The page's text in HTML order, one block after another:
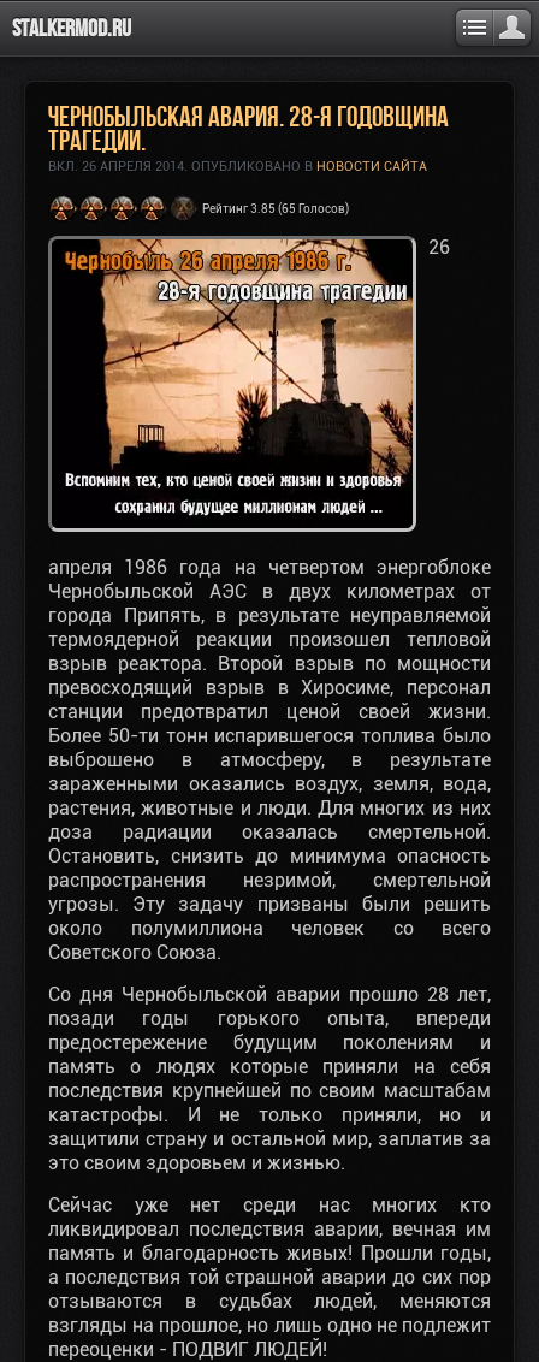
Stalkermod.ru
Чернобыльская авария. 28-я годовщина
трагедии.
ВКЛ. 26 АПРЕЛЯ 2014. ОПУБЛИКОВАНО В НОВОСТИ САЙТА
Рейтинг 3.85 (65 Голосов)
26
апреля 1986 года на четвертом энергоблоке
Чернобыльской АЭС в двух километрах от
города Припять, в результате неуправляемой
термоядерной реакции произошел тепловой
взрыв реактора. Второй взрыв по мощности
превосходящий взрыв в Хиросиме, персонал
станции предотвратил ценой своей жизни.
Более 50-ти тонн испарившегося топлива было
выброшено в атмосферу, в результате
зараженными оказались воздух, земля, вода,
растения, животные и люди. Для многих из них
доза радиации оказалась смертельной.
Остановить, снизить до минимума опасность
распространения незримой, смертельной
угрозы. Эту задачу призваны были решить
около полумиллиона человек со всего
Советского Союза.
Со дня Чернобыльской аварии прошло 28 лет,
позади годы горького опыта, впереди
предостережение будущим поколениям и
память о людях которые приняли на себя
последствия крупнейшей по своим масштабам
катастрофы. И не только приняли, но и
защитили страну и остальной мир, заплатив за
это своим здоровьем и жизнью.
Сейчас уже нет среди нас многих кто
ликвидировал последствия аварии, вечная им
память и благодарность живых! Прошли годы,
а последствия той страшной аварии до сих пор
отзываются в судьбах людей, меняются
взгляды на прошлое, но лишь одно не подлежит
переоценки - ПОДВИГ ЛЮДЕЙ!